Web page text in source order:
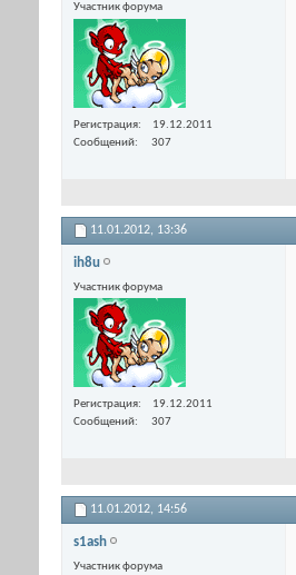
Участник форума
Регистрация
19.12.2011
Сообщений
307
11.01.2012, 13:36
ih8u
Участник форума
Регистрация
19.12.2011
Сообщений
307
11.01.2012, 14:56
s1ash
Участник форума